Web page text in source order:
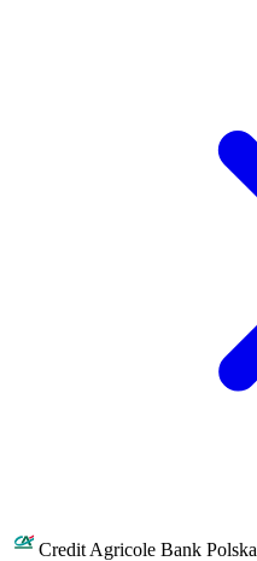
Credit Agricole Bank Polska